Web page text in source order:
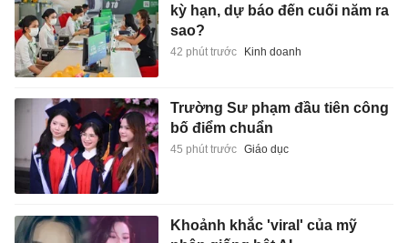
kỳ hạn, dự báo đến cuối năm ra
sao?
42 phút trước Kinh doanh
Trường Sư phạm đầu tiên công
bố điểm chuẩn
45 phút trước Giáo dục
Khoảnh khắc 'viral' của mỹ